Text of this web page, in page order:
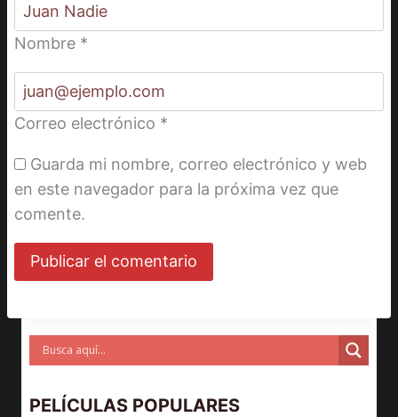
Nombre *
Correo electrónico *
Guarda mi nombre, correo electrónico y web
en este navegador para la próxima vez que
comente.
PELÍCULAS POPULARES